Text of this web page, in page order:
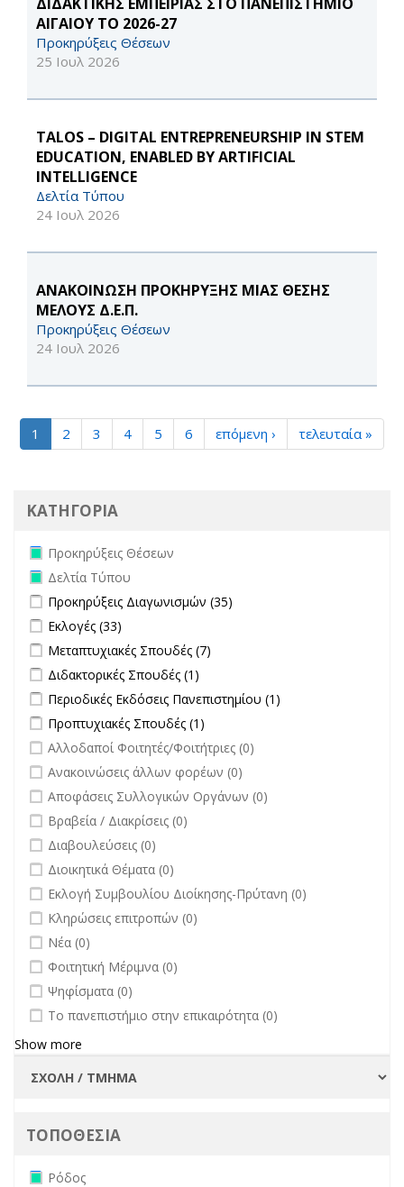
ΑΙΓΑΙΟΥ ΤΟ 2026-27
Προκηρύξεις Θέσεων
25 Ιουλ 2026
TALOS – DIGITAL ENTREPRENEURSHIP IN STEM
EDUCATION, ENABLED BY ARTIFICIAL
INTELLIGENCE
Δελτία Τύπου
24 Ιουλ 2026
ΑΝΑΚΟΙΝΩΣΗ ΠΡΟΚΗΡΥΞΗΣ ΜΙΑΣ ΘΕΣΗΣ
ΜΕΛΟΥΣ Δ.Ε.Π.
Προκηρύξεις Θέσεων
24 Ιουλ 2026
1 2 3 4 5 6 επόμενη › τελευταία »
ΚΑΤΗΓΟΡΙΑ
Remove Προκηρύξεις Θέσεων filter
Προκηρύξεις Θέσεων
Remove Δελτία Τύπου filter
Δελτία Τύπου
Apply Προκηρύξεις Διαγωνισμών filter
Προκηρύξεις Διαγωνισμών (35)
Apply Εκλογές filter
Εκλογές (33)
Apply Μεταπτυχιακές Σπουδές filter
Μεταπτυχιακές Σπουδές (7)
Apply Διδακτορικές Σπουδές filter
Διδακτορικές Σπουδές (1)
Apply Περιοδικές Εκδόσεις Πανεπιστημίου filter
Περιοδικές Εκδόσεις Πανεπιστημίου (1)
Apply Προπτυχιακές Σπουδές filter
Προπτυχιακές Σπουδές (1)
undefined
Αλλοδαποί Φοιτητές/Φοιτήτριες (0)
undefined
Ανακοινώσεις άλλων φορέων (0)
undefined
Αποφάσεις Συλλογικών Οργάνων (0)
undefined
Βραβεία / Διακρίσεις (0)
undefined
Διαβουλεύσεις (0)
undefined
Διοικητικά Θέματα (0)
undefined
Εκλογή Συμβουλίου Διοίκησης-Πρύτανη (0)
undefined
Κληρώσεις επιτροπών (0)
undefined
Νέα (0)
undefined
Φοιτητική Μέριμνα (0)
undefined
Ψηφίσματα (0)
undefined
Το πανεπιστήμιο στην επικαιρότητα (0)
Show more
ΤΟΠΟΘΕΣΙΑ
Remove Ρόδος filter
Ρόδος